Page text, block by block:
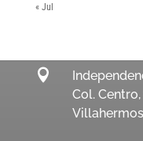
« Jul

Col. Centro,